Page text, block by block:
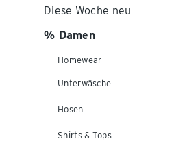
Diese Woche neu
% Damen
Homewear
Unterwäsche
Hosen
Shirts & Tops